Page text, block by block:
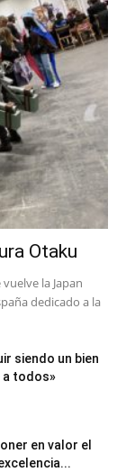
Otaku
la Japan
dedicado a la
siendo un bien
a todos»
en valor el